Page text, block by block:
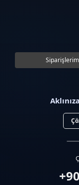
Siparişlerim